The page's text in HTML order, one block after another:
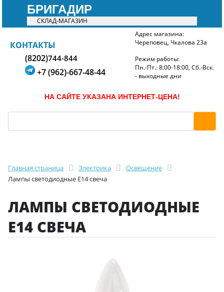
БРИГАДИР
СКЛАД-МАГАЗИН
БРИГАДИР
КОНТАКТЫ
(8202)744-844
+7 (962)-667-48-44
Адрес магазина:
Череповец, Чкалова 23а
Режим работы:
Пн.-Пт.: 8:00-18:00, Сб.-Вск.
- выходные дни
НА САЙТЕ УКАЗАНА ИНТЕРНЕТ-ЦЕНА!
Главная страница Электрика
Освещение
Лампы светодиодные E14 свеча
ЛАМПЫ СВЕТОДИОДНЫЕ
E14 СВЕЧА